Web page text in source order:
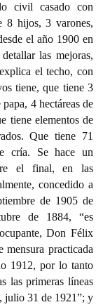
civil casado con
8 hijos, 3 varones,
el año 1900 en
las mejoras,
el techo, con
tiene, que tiene 3
4 hectáreas de
tiene elementos de
Que tiene 71
cría. Se hace un
el final, en las
concedido a
de 1905 de
de 1884, “es
Don Félix
practicada
1912, por lo tanto
las primeras líneas
julio 31 de 1921”; y